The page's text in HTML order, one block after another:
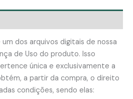
dos arquivos digitais de nossa
de Uso do produto. Isso
única e exclusivamente a
a partir da compra, o direito
condições, sendo elas: